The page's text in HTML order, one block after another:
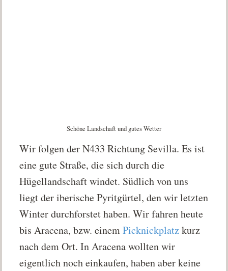
Schöne Landschaft und gutes Wetter
Wir folgen der N433 Richtung Sevilla. Es ist
eine gute Straße, die sich durch die
Hügellandschaft windet. Südlich von uns
liegt der iberische Pyritgürtel, den wir letzten
Winter durchforstet haben. Wir fahren heute
bis Aracena, bzw. einemPicknickplatzkurz
nach dem Ort. In Aracena wollten wir
eigentlich noch einkaufen, haben aber keine